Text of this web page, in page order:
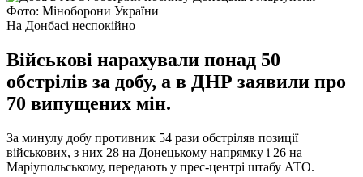
Фото: Міноборони України
На Донбасі неспокійно
Військові нарахували понад 50
обстрілів за добу, а в ДНР заявили про
70 випущених мін.
За минулу добу противник 54 рази обстріляв позиції
військових, з них 28 на Донецькому напрямку і 26 на
Маріупольському, передають у прес-центрі штабу АТО.